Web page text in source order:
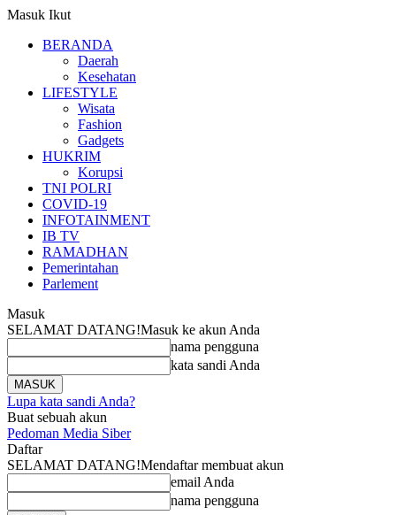
Masuk Ikut
BERANDA
Daerah
Kesehatan
LIFESTYLE
Wisata
Fashion
Gadgets
HUKRIM
Korupsi
TNI POLRI
COVID-19
INFOTAINMENT
IB TV
RAMADHAN
Pemerintahan
Parlement
Masuk
SELAMAT DATANG!Masuk ke akun Anda
nama pengguna
kata sandi Anda
Lupa kata sandi Anda?
Buat sebuah akun
Pedoman Media Siber
Daftar
SELAMAT DATANG!Mendaftar membuat akun
email Anda
nama pengguna